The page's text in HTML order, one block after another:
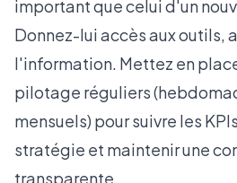
important que celui d'un
Donnez-lui accès aux outils,
l'information. Mettez en
pilotage réguliers
mensuels) pour suivre les
stratégie et maintenir une
transparente.